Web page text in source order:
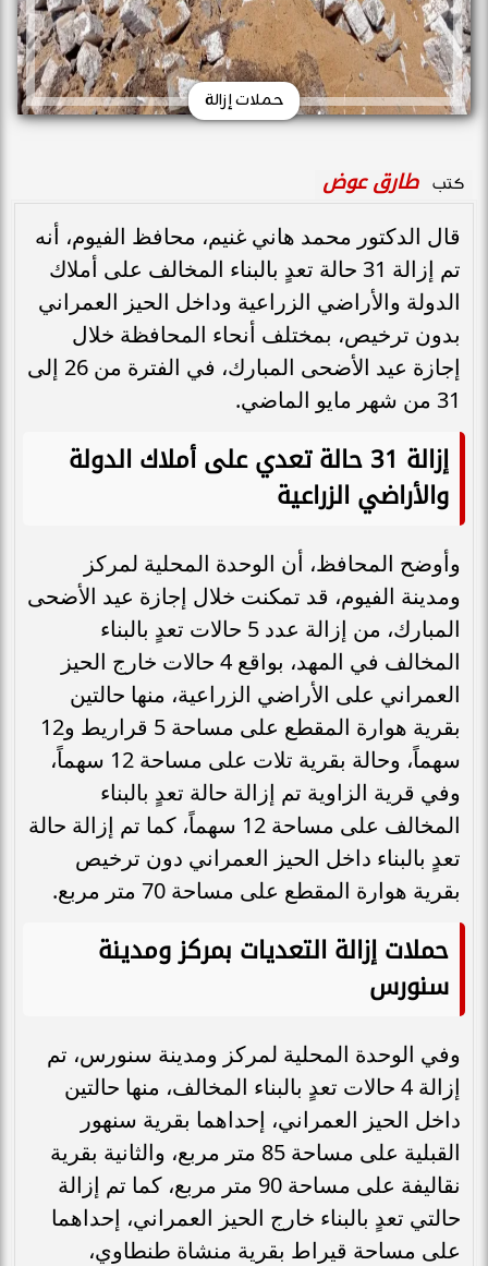
حملات إزالة
كتب طارق عوض
قال الدكتور محمد هاني غنيم، محافظ الفيوم، أنه
تم إزالة 31 حالة تعدٍ بالبناء المخالف على أملاك
الدولة والأراضي الزراعية وداخل الحيز العمراني
بدون ترخيص، بمختلف أنحاء المحافظة خلال
إجازة عيد الأضحى المبارك، في الفترة من 26 إلى
31 من شهر مايو الماضي.
إزالة 31 حالة تعدي على أملاك الدولة
والأراضي الزراعية
وأوضح المحافظ، أن الوحدة المحلية لمركز
ومدينة الفيوم، قد تمكنت خلال إجازة عيد الأضحى
المبارك، من إزالة عدد 5 حالات تعدٍ بالبناء
المخالف في المهد، بواقع 4 حالات خارج الحيز
العمراني على الأراضي الزراعية، منها حالتين
بقرية هوارة المقطع على مساحة 5 قراريط و12
سهماً، وحالة بقرية تلات على مساحة 12 سهماً،
وفي قرية الزاوية تم إزالة حالة تعدٍ بالبناء
المخالف على مساحة 12 سهماً، كما تم إزالة حالة
تعدٍ بالبناء داخل الحيز العمراني دون ترخيص
بقرية هوارة المقطع على مساحة 70 متر مربع.
حملات إزالة التعديات بمركز ومدينة
سنورس
وفي الوحدة المحلية لمركز ومدينة سنورس، تم
إزالة 4 حالات تعدٍ بالبناء المخالف، منها حالتين
داخل الحيز العمراني، إحداهما بقرية سنهور
القبلية على مساحة 85 متر مربع، والثانية بقرية
نقاليفة على مساحة 90 متر مربع، كما تم إزالة
حالتي تعدٍ بالبناء خارج الحيز العمراني، إحداهما
على مساحة قيراط بقرية منشاة طنطاوي،